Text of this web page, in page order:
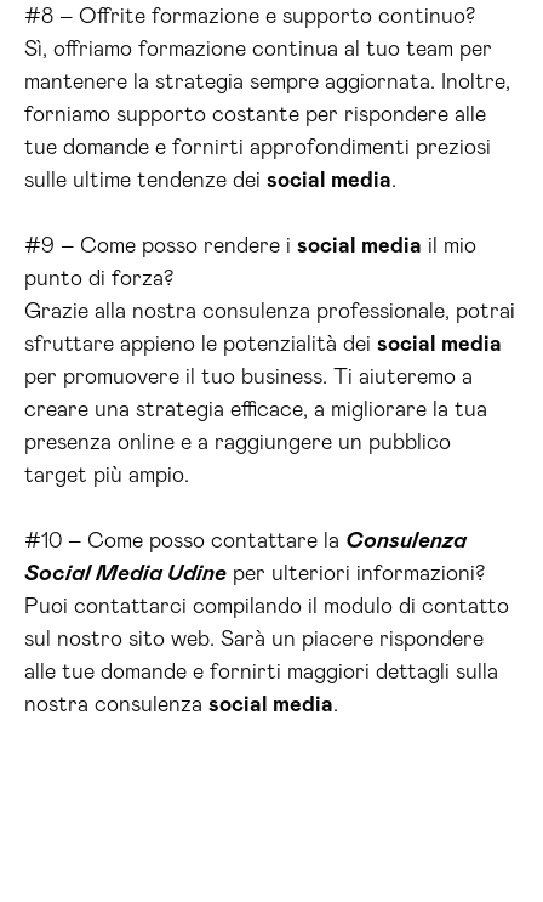
#8 – Offrite formazione e supporto continuo?
Sì, offriamo formazione continua al tuo team per
mantenere la strategia sempre aggiornata. Inoltre,
forniamo supporto costante per rispondere alle
tue domande e fornirti approfondimenti preziosi
sulle ultime tendenze dei social media.
#9 – Come posso rendere i social media il mio
punto di forza?
Grazie alla nostra consulenza professionale, potrai
sfruttare appieno le potenzialità dei social media
per promuovere il tuo business. Ti aiuteremo a
creare una strategia efficace, a migliorare la tua
presenza online e a raggiungere un pubblico
target più ampio.
#10 – Come posso contattare la Consulenza
Social Media Udine per ulteriori informazioni?
Puoi contattarci compilando il modulo di contatto
sul nostro sito web. Sarà un piacere rispondere
alle tue domande e fornirti maggiori dettagli sulla
nostra consulenza social media.